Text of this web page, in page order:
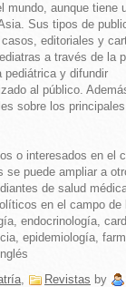
mundo, aunque tiene
Sus tipos de
editoriales y
a través de la
pediátrica y difundir
al público.
sobre los
o interesados en el
se puede ampliar a
de salud
en el campo de
endocrinología,
epidemiología,
, Revistas by